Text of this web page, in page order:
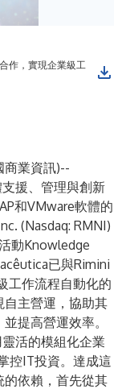
作，實現企業級工
商業資訊)--
援、管理與創新
和VMware軟體的
. (Nasdaq: RMNI)
動Knowledge
已與Rimini
工作流程自動化的
主營運，協助其
提高營運效率。
活的模組化企業
控IT投資。達成這
依賴，首先從其